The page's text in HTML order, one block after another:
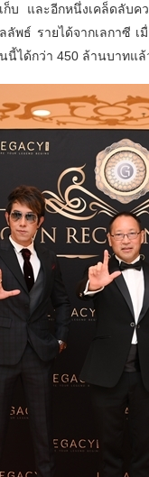
บ และอีกหนึ่งเคล็ดลับค
ลัพธ์ รายได้จากเลกาซี
นี้ได้กว่า 450 ล้านบาทแล้